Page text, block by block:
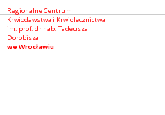
Regionalne Centrum
Krwiodawstwa i Krwiolecznictwa
im. prof. dr hab. Tadeusza
Dorobisza
we Wrocławiu